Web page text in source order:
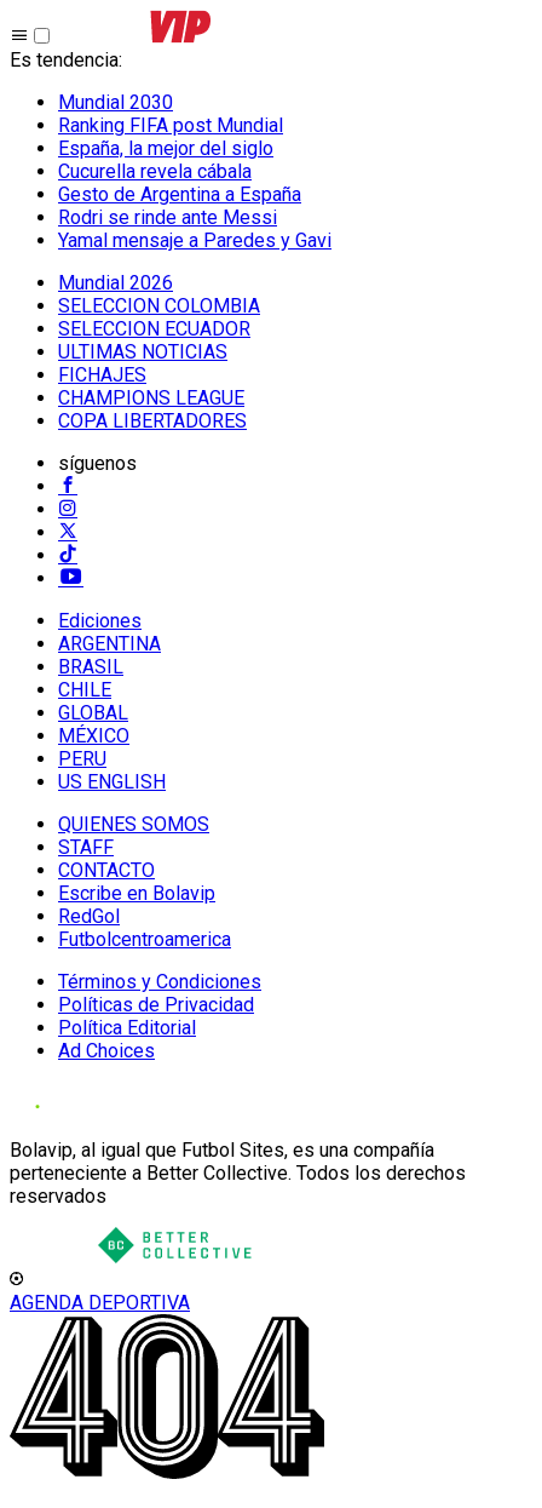
Es tendencia:
Mundial 2030
Ranking FIFA post Mundial
España, la mejor del siglo
Cucurella revela cábala
Gesto de Argentina a España
Rodri se rinde ante Messi
Yamal mensaje a Paredes y Gavi
Mundial 2026
SELECCION COLOMBIA
SELECCION ECUADOR
ULTIMAS NOTICIAS
FICHAJES
CHAMPIONS LEAGUE
COPA LIBERTADORES
síguenos
Ediciones
ARGENTINA
BRASIL
CHILE
GLOBAL
MÉXICO
PERU
US ENGLISH
QUIENES SOMOS
STAFF
CONTACTO
Escribe en Bolavip
RedGol
Futbolcentroamerica
Términos y Condiciones
Políticas de Privacidad
Política Editorial
Ad Choices
Bolavip, al igual que Futbol Sites, es una compañía
perteneciente a Better Collective. Todos los derechos
reservados
AGENDA DEPORTIVA